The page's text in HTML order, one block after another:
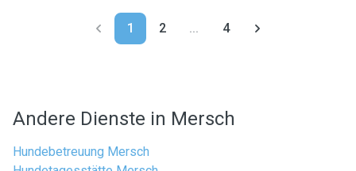
1 2 ... 4
Andere Dienste in Mersch
Hundebetreuung Mersch